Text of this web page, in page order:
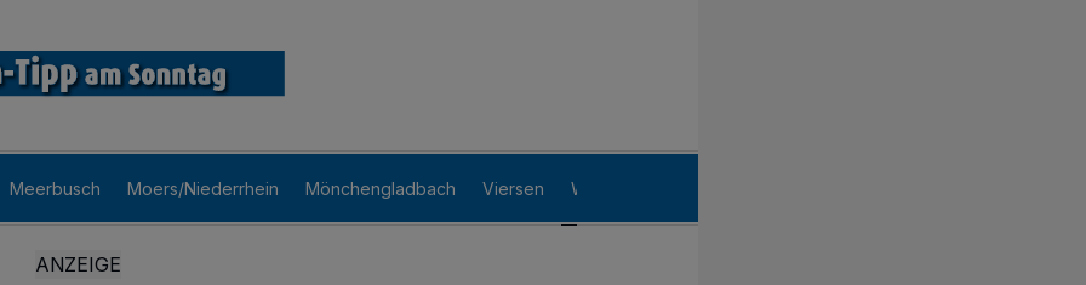
Meerbusch Moers/Niederrhein Mönchengladbach Viersen Willich